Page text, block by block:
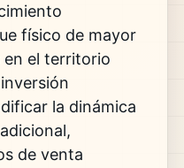
físico de mayor
en el territorio
la dinámica
de venta